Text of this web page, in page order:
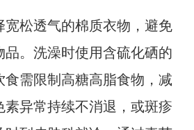
宽松透气的棉质衣物，避免
品。洗澡时使用含硫化硒的
食需限制高糖高脂食物，减
素异常持续不消退，或斑疹